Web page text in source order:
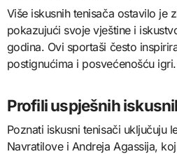
Više iskusnih tenisača ostavilo je
pokazujući svoje vještine i
godina. Ovi sportaši često
postignućima i posvećenošću igri.
Profili uspješnih
Poznati iskusni tenisači uključuju
Navratilove i Andreja Agassija,